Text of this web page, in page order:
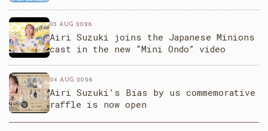
05 AUG 2026
Airi Suzuki joins the Japanese Minions
cast in the new “Mini Ondo” video
04 AUG 2026
Airi Suzuki’s Bias by us commemorative
raffle is now open